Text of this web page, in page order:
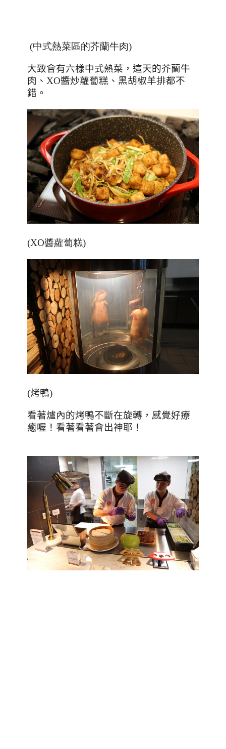
(中式熱菜區的芥蘭牛肉)
大致會有六樣中式熱菜，這天的芥蘭牛
肉 、 XO醬炒蘿蔔糕 、黑胡椒羊排都不
錯 。
(XO醬蘿蔔糕)
(烤鴨)
看著爐內的烤鴨不斷在旋轉，感覺好療
癒喔！看著看著會出神耶！